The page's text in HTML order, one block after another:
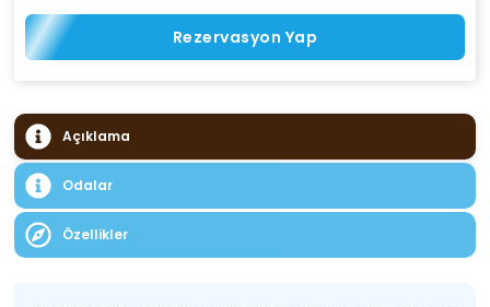
Rezervasyon Yap
Açıklama
Odalar
Özellikler